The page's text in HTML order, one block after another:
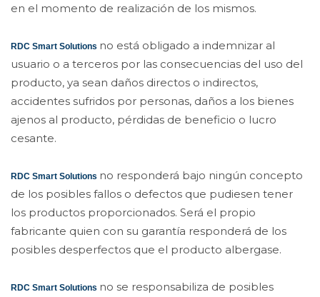
en el momento de realización de los mismos.
RDC Smart Solutions no está obligado a indemnizar al
usuario o a terceros por las consecuencias del uso del
producto, ya sean daños directos o indirectos,
accidentes sufridos por personas, daños a los bienes
ajenos al producto, pérdidas de beneficio o lucro
cesante.
RDC Smart Solutions no responderá bajo ningún concepto
de los posibles fallos o defectos que pudiesen tener
los productos proporcionados. Será el propio
fabricante quien con su garantía responderá de los
posibles desperfectos que el producto albergase.
RDC Smart Solutions no se responsabiliza de posibles